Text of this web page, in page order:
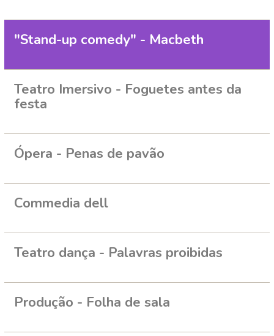
"Stand-up comedy" - Macbeth
Teatro Imersivo - Foguetes antes da
festa
Ópera - Penas de pavão
Commedia dell
Teatro dança - Palavras proibidas
Produção - Folha de sala